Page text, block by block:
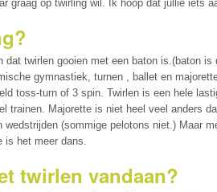
graag op twirling wil. Ik hoop dat jullie iets
dat twirlen gooien met een baton is.(baton
gymnastiek, turnen , ballet en
toss-turn of 3 spin. Twirlen is een hele
trainen. Majorette is niet heel veel anders
wedstrijden (sommige pelotons niet.) Maar
is het meer dans.
twirlen vandaan?